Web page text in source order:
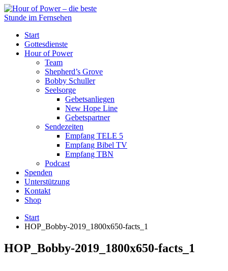
Start
Gottesdienste
Hour of Power
Team
Shepherd’s Grove
Bobby Schuller
Seelsorge
Gebetsanliegen
New Hope Line
Gebetspartner
Sendezeiten
Empfang TELE 5
Empfang Bibel TV
Empfang TBN
Podcast
Spenden
Unterstützung
Kontakt
Shop
Start
HOP_Bobby-2019_1800x650-facts_1
HOP_Bobby-2019_1800x650-facts_1